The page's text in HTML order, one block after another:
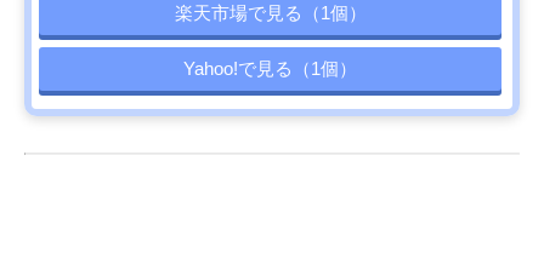
楽天市場で見る（1個）
Yahoo!で見る（1個）